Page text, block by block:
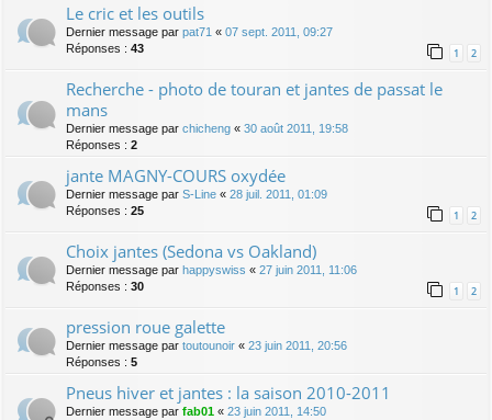
Le cric et les outils
Dernier message par pat71 « 07 sept. 2011, 09:27
Réponses : 43 1 2
Recherche - photo de touran et jantes de passat le
mans
Dernier message par chicheng « 30 août 2011, 19:58
Réponses : 2
jante MAGNY-COURS oxydée
Dernier message par S-Line « 28 juil. 2011, 01:09
Réponses : 25 1 2
Choix jantes (Sedona vs Oakland)
Dernier message par happyswiss « 27 juin 2011, 11:06
Réponses : 30 1 2
pression roue galette
Dernier message par toutounoir « 23 juin 2011, 20:56
Réponses : 5
Pneus hiver et jantes : la saison 2010-2011
Dernier message par fab01 « 23 juin 2011, 14:50